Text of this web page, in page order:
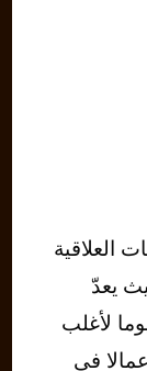
العلاقية
يعدّ
لأغلب
في